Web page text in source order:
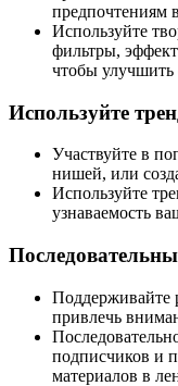
предпочтениям
Используйте
фильтры,
чтобы улучшить
Используйте
Участвуйте в
нишей, или
Используйте
узнаваемость
Поддерживайте
привлечь
подписчиков и
материалов в